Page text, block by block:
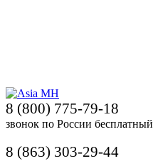
8 (800) 775-79-18
звонок по России бесплатный
8 (863) 303-29-44